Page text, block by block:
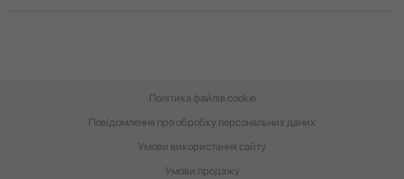
Повідомлення про обробку персональних даних
Умови використання сайту
Умови‌ ‌продажу‌
Політика файлів cookie